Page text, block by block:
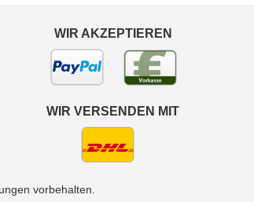
WIR AKZEPTIEREN
WIR VERSENDEN MIT
vorbehalten.